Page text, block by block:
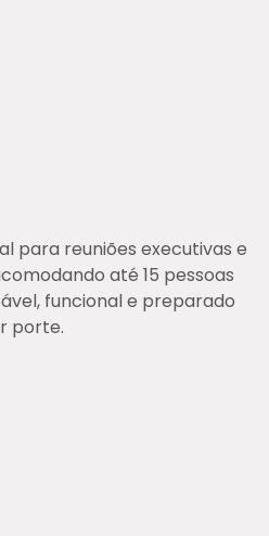
para reuniões executivas e
até 15 pessoas
funcional e preparado
porte.